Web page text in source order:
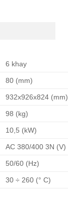
6 khay
80 (mm)
932x926x824 (mm)
98 (kg)
10,5 (kW)
AC 380/400 3N (V)
50/60 (Hz)
30 ÷ 260 (° C)